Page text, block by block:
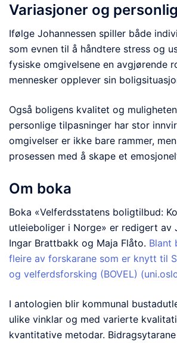
Variasjoner og
Ifølge Johannessen spiller både
som evnen til å håndtere stress og
fysiske omgivelsene en avgjørende
mennesker opplever sin
Også boligens kvalitet og
personlige tilpasninger har stor
omgivelser er ikke bare rammer,
prosessen med å skape et
Om boka
Boka «Velferdsstatens boligtilbud:
utleieboliger i Norge» er redigert av
Ingar Brattbakk og Maja Flåto. Blant
fleire av forskarane som er knytt til
og velferdsforsking (BOVEL)
I antologien blir kommunal
ulike vinklar og med varierte
kvantitative metodar.